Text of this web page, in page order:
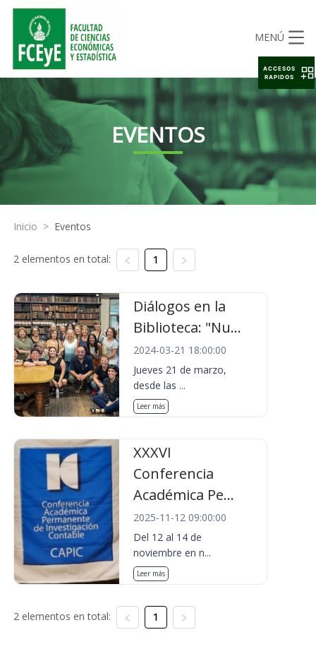
MENÚ
EVENTOS
Inicio > Eventos
2 elementos en total: 1
Diálogos en la
Biblioteca: "Nu...
2024-03-21 18:00:00
Jueves 21 de marzo,
desde las ...
Leer más
XXXVI
Conferencia
Académica Pe...
2025-11-12 09:00:00
Del 12 al 14 de
noviembre en n...
Leer más
2 elementos en total: 1
ACCESOS
RAPIDOS